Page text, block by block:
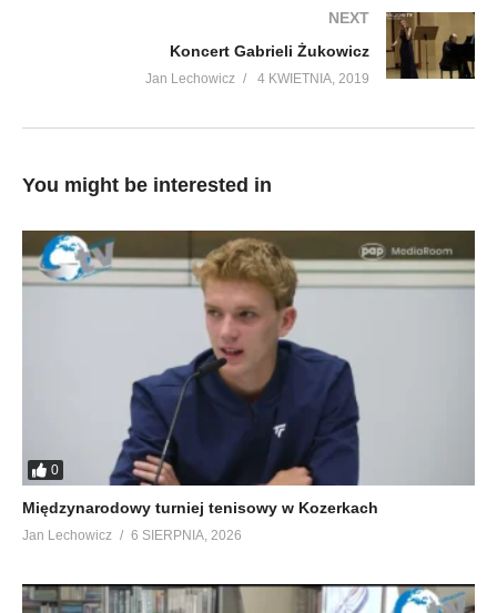
NEXT
Koncert Gabrieli Żukowicz
Jan Lechowicz 4 KWIETNIA, 2019
You might be interested in
0
Międzynarodowy turniej tenisowy w Kozerkach
Jan Lechowicz 6 SIERPNIA, 2026